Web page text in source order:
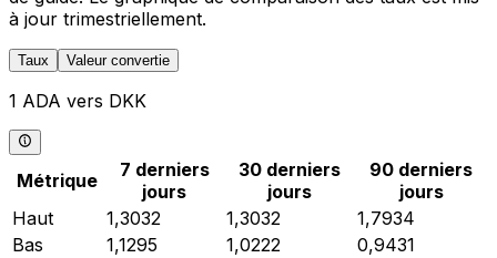
à jour trimestriellement.
Taux Valeur convertie
1 ADA vers DKK
Métrique
7 derniers
jours
30 derniers
jours
90 derniers
jours
Haut
1,3032 1,3032
1,7934
Bas
1,1295 1,0222
0,9431